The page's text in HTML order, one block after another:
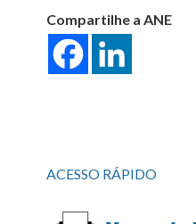
Compartilhe a ANE
ACESSO RÁPIDO